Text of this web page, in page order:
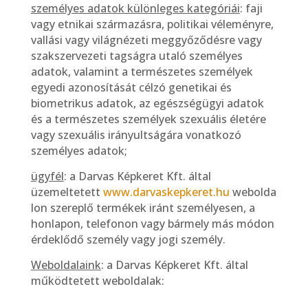
személyes adatok különleges kategóriái: faji
vagy etnikai származásra, politikai véleményre,
vallási vagy világnézeti meggyőződésre vagy
szakszervezeti tagságra utaló személyes
adatok, valamint a természetes személyek
egyedi azonosítását célzó genetikai és
biometrikus adatok, az egészségügyi adatok
és a természetes személyek szexuális életére
vagy szexuális irányultságára vonatkozó
személyes adatok;
ügyfél: a Darvas Képkeret Kft. által
üzemeltetett www.darvaskepkeret.hu webolda
lon szereplő termékek iránt személyesen, a
honlapon, telefonon vagy bármely más módon
érdeklődő személy vagy jogi személy.
Weboldalaink: a Darvas Képkeret Kft. által
működtetett weboldalak: